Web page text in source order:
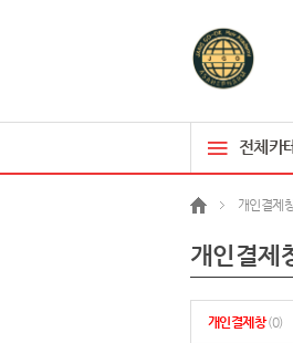
전체카
개인결제
개인결제
개인결제창(0)